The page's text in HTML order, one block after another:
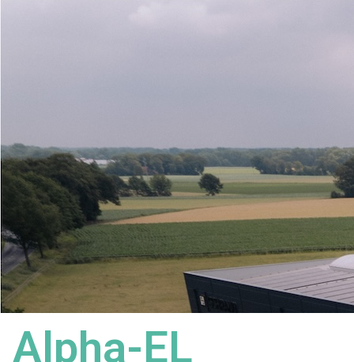
Alpha-EL